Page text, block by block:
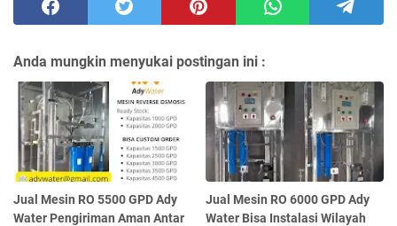
Anda mungkin menyukai postingan ini :
Jual Mesin RO 5500 GPD Ady
Water Pengiriman Aman Antar
Jual Mesin RO 6000 GPD Ady
Water Bisa Instalasi Wilayah